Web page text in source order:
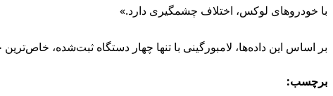
با خودروهای لوکس، اختلاف چشمگیری دارد.»
بر اساس این داده‌ها، لامبورگینی با تنها چهار دستگاه ثبت‌شده،
برچسب: